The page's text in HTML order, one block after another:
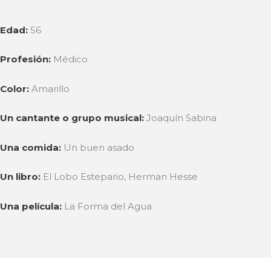
Edad: 56
Profesión: Médico
Color: Amarillo
Un cantante o grupo musical: Joaquín Sabina
Una comida: Un buen asado
Un libro: El Lobo Estepario, Herman Hesse
Una película: La Forma del Agua